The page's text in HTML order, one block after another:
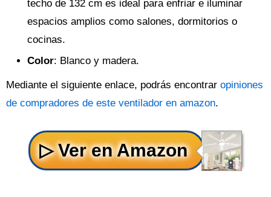
techo de 132 cm es ideal para enfriar e iluminar
espacios amplios como salones, dormitorios o
cocinas.
Color: Blanco y madera.
Mediante el siguiente enlace, podrás encontrar opiniones
de compradores de este ventilador en amazon.